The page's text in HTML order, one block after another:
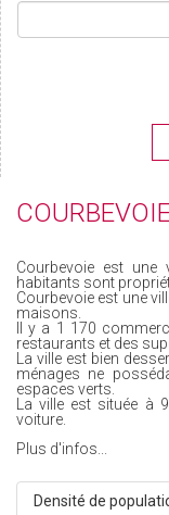
Courbevoie est
habitants sont
Courbevoie est une
maisons.
Il y a 1 170
restaurants et des
La ville est bien
ménages ne
espaces verts.
La ville est située à
voiture.
Plus d'infos...
Densité de